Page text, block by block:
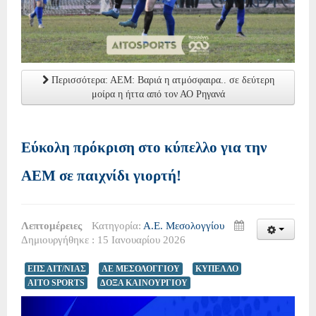
Περισσότερα: ΑΕΜ: Βαριά η ατμόσφαιρα.. σε δεύτερη
μοίρα η ήττα από τον ΑΟ Ρηγανά
Εύκολη πρόκριση στο κύπελλο για την
ΑΕΜ σε παιχνίδι γιορτή!
Λεπτομέρειες Κατηγορία: Α.Ε. Μεσολογγίου
Δημιουργήθηκε : 15 Ιανουαρίου 2026
ΕΠΣ ΑΙΤ/ΝΙΑΣ ΑΕ ΜΕΣΟΛΟΓΓΙΟΥ
ΚΥΠΕΛΛΟ
AITO SPORTS
ΔΟΞΑ ΚΑΙΝΟΥΡΓΙΟΥ